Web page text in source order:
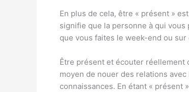
En plus de cela, être « présent »
signifie que la personne à qui
que vous faites le week-end ou
Être présent et écouter réellement
moyen de nouer des relations
connaissances. En étant « présent